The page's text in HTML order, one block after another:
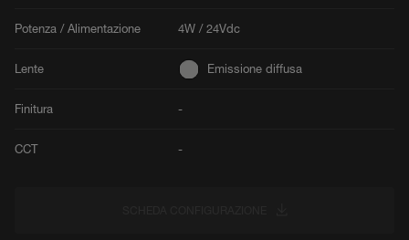
Potenza / Alimentazione 4W / 24Vdc
Lente Emissione diffusa
Finitura -
CCT -